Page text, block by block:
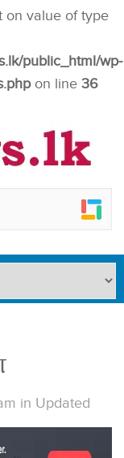
on value of type
public_html/wp-
on line 36
in Updated